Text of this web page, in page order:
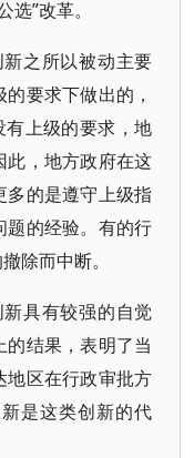
”改革。
之所以被动主要
要求下做出的，
有上级的要求，地
此，地方政府在这
多的是遵守上级指
题的经验。有的行
除而中断。
具有较强的自觉
结果，表明了当
地区在行政审批方
是这类创新的代